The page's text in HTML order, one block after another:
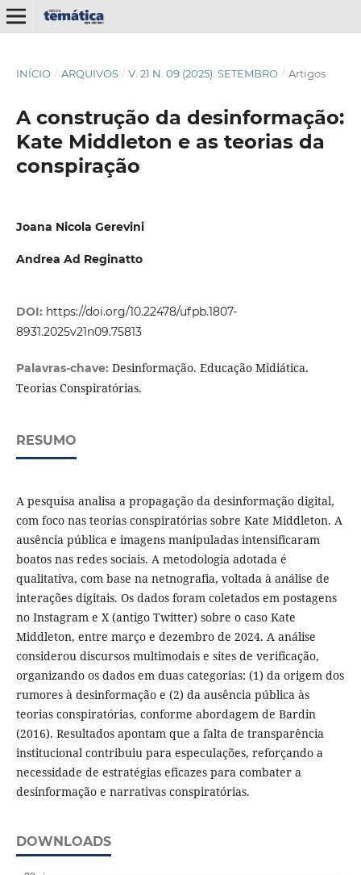
INÍCIO / ARQUIVOS / V. 21 N. 09 (2025): SETEMBRO / Artigos
A construção da desinformação:
Kate Middleton e as teorias da
conspiração
Joana Nicola Gerevini
Andrea Ad Reginatto
DOI: https://doi.org/10.22478/ufpb.1807-
8931.2025v21n09.75813
Palavras-chave: Desinformação. Educação Midiática.
Teorias Conspiratórias.
RESUMO
A pesquisa analisa a propagação da desinformação digital,
com foco nas teorias conspiratórias sobre Kate Middleton. A
ausência pública e imagens manipuladas intensificaram
boatos nas redes sociais. A metodologia adotada é
qualitativa, com base na netnografia, voltada à análise de
interações digitais. Os dados foram coletados em postagens
no Instagram e X (antigo Twitter) sobre o caso Kate
Middleton, entre março e dezembro de 2024. A análise
considerou discursos multimodais e sites de verificação,
organizando os dados em duas categorias: (1) da origem dos
rumores à desinformação e (2) da ausência pública às
teorias conspiratórias, conforme abordagem de Bardin
(2016). Resultados apontam que a falta de transparência
institucional contribuiu para especulações, reforçando a
necessidade de estratégias eficazes para combater a
desinformação e narrativas conspiratórias.
DOWNLOADS